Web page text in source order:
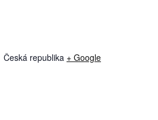
Česká republika + Google